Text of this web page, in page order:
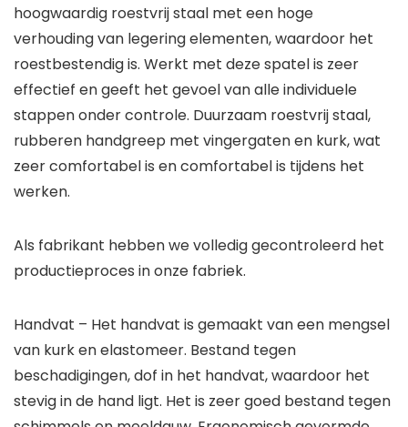
hoogwaardig roestvrij staal met een hoge
verhouding van legering elementen, waardoor het
roestbestendig is. Werkt met deze spatel is zeer
effectief en geeft het gevoel van alle individuele
stappen onder controle. Duurzaam roestvrij staal,
rubberen handgreep met vingergaten en kurk, wat
zeer comfortabel is en comfortabel is tijdens het
werken.
Als fabrikant hebben we volledig gecontroleerd het
productieproces in onze fabriek.
Handvat – Het handvat is gemaakt van een mengsel
van kurk en elastomeer. Bestand tegen
beschadigingen, dof in het handvat, waardoor het
stevig in de hand ligt. Het is zeer goed bestand tegen